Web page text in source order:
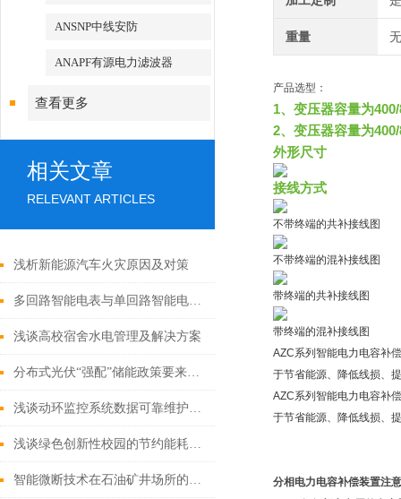
ANSNP中线安防
ANAPF有源电力滤波器
查看更多
相关文章
RELEVANT ARTICLES
浅析新能源汽车火灾原因及对策
多回路智能电表与单回路智能电表相比，有哪些优缺点？
浅谈高校宿舍水电管理及解决方案
分布式光伏“强配”储能政策要来了吗？
浅谈动环监控系统数据可靠维护与效能实现
浅谈绿色创新性校园的节约能耗与能耗管理的应用
智能微断技术在石油矿井场所的革新应用与实践
重量
产品选型：
1、变压器容量为
2、变压器容量为
外形尺寸
接线方式
不带终端的共补接线图
不带终端的混补接线图
带终端的共补接线图
带终端的混补接线图
AZC系列智能电力电容补
于节省能源、降低线损、
AZC系列智能电力电容补
于节省能源、降低线损、
分相电力电容补偿装置注